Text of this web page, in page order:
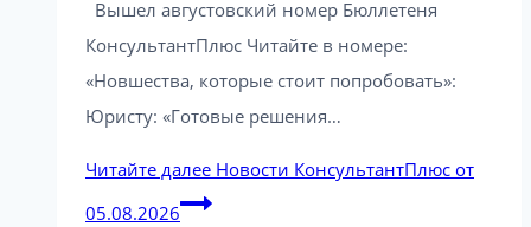
Вышел августовский номер Бюллетеня
КонсультантПлюс Читайте в номере:
«Новшества, которые стоит попробовать»:
Юристу: «Готовые решения…
Читайте далее Новости КонсультантПлюс от
05.08.2026